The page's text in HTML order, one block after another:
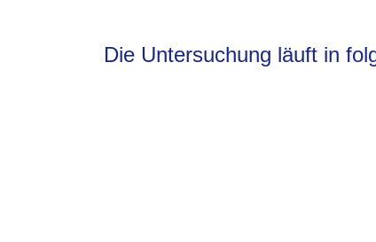
Die Untersuchung läuft in